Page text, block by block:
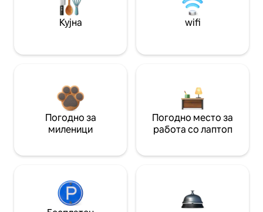
Кујна wifi
Погодно за
миленици
Погодно место за
работа со лаптоп